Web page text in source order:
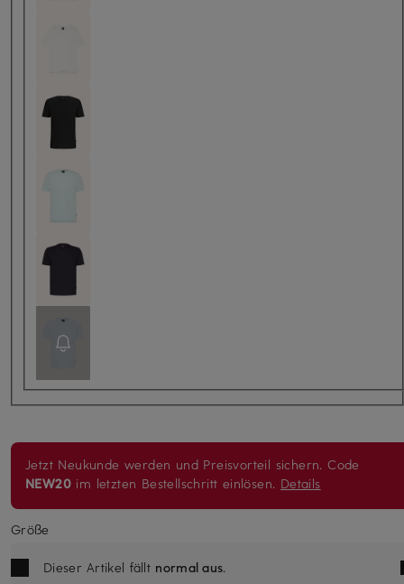
Jetzt Neukunde werden und Preisvorteil sichern. Code
NEW20 im letzten Bestellschritt einlösen. Details
Größe
Dieser Artikel fällt normal aus.